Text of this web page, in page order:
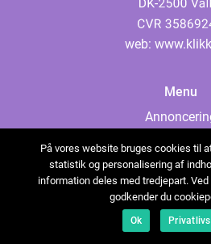
web:
Menu
Cookies
Kontakt os
Sitemap
På vores website bruges cookies til
statistik og personalisering af
information deles med tredjepart.
godkender du
Ok